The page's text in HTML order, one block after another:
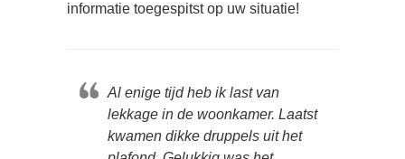
informatie toegespitst op uw situatie!
Al enige tijd heb ik last van
lekkage in de woonkamer. Laatst
kwamen dikke druppels uit het